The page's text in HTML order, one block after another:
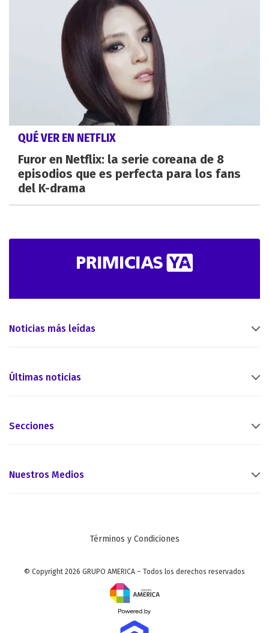
QUÉ VER EN NETFLIX
Furor en Netflix: la serie coreana de 8
episodios que es perfecta para los fans
del K-drama
Noticias más leídas
Últimas noticias
Secciones
Nuestros Medios
Términos y Condiciones
© Copyright 2026 GRUPO AMERICA – Todos los derechos reservados